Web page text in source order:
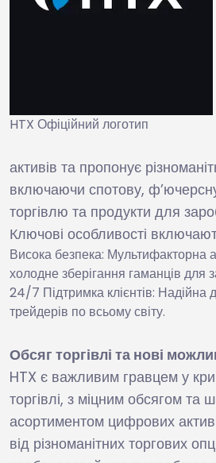
HTX Офіційний логотип
активів та пропонує
включаючи спотову,
торгівлю та продукти для
Ключові особливості
Висока безпека: Мультифакторна
холодне зберігання гаманців для
24/7 Підтримка клієнтів: Надійна
трейдерів по всьому світу.
Обсяг торгівлі та нові
HTX є важливим гравцем у
торгівлі, з міцним обсягом та
асортиментом цифрових
від різноманітних торгових